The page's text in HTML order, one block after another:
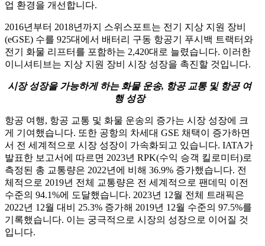
업 환경을 개선합니다.
2016년부터 2018년까지 스위스포트는 전기 지상 지원 장비
(eGSE) 수를 925대에서 배터리 구동 항공기 푸시백 트랙터와
전기 화물 리프터를 포함하는 2,420대로 늘렸습니다. 이러한
이니셔티브는 지상 지원 장비 시장 성장을 촉진할 것입니다.
시장 성장을 가능하게 하는 화물 운송, 항공 교통 및 항공 여
행 성장
항공 여행, 항공 교통 및 화물 운송의 증가는 시장 성장에 크
게 기여했습니다. 또한 공항의 차세대 GSE 채택이 증가하면
서 전 세계적으로 시장 성장이 가속화되고 있습니다. IATA가
발표한 보고서에 따르면 2023년 RPK(수익 승객 킬로미터)로
측정된 총 교통량은 2022년에 비해 36.9% 증가했습니다. 전
체적으로 2019년 전체 교통량은 전 세계적으로 팬데믹 이전
수준의 94.1%에 도달했습니다. 2023년 12월 전체 트래픽은
2022년 12월 대비 25.3% 증가해 2019년 12월 수준의 97.5%를
기록했습니다. 이는 궁극적으로 시장의 성장으로 이어질 것
입니다.